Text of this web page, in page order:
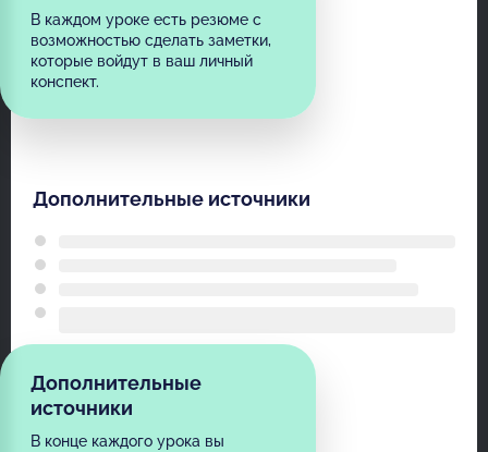
В каждом уроке есть резюме с
возможностью сделать заметки,
которые войдут в ваш личный
конспект.
Дополнительные источники
Дополнительные
источники
В конце каждого урока вы